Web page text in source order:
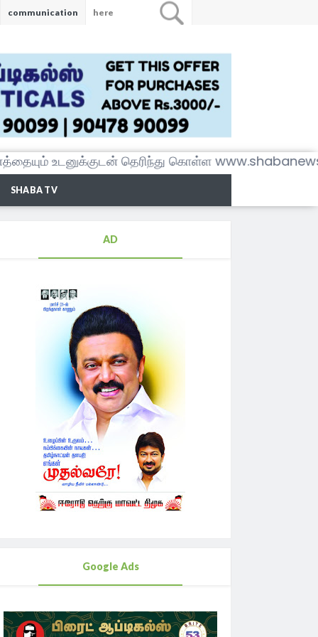
communication
உடனுக்குடன் தெரிந்து கொள்ள
SHABA TV
AD
Google Ads